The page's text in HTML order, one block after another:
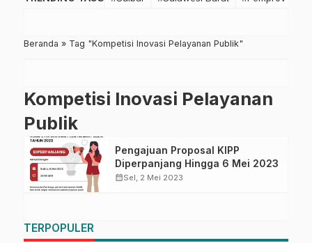
Beranda » Tag "Kompetisi Inovasi Pelayanan Publik"
Kompetisi Inovasi Pelayanan
Publik
Pengajuan Proposal KIPP
Diperpanjang Hingga 6 Mei 2023
calendar_monthSel, 2 Mei 2023
TERPOPULER